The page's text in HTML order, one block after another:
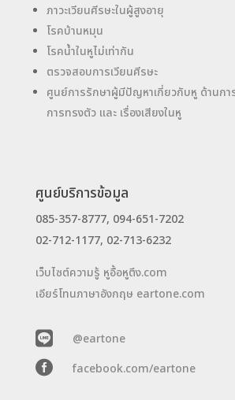
ภาวะเวียนศีรษะในผู้สูงอายุ
โรคบ้านหมุน
โรคน้ำในหูไม่เท่ากัน
ตรวจสอบการเวียนศีรษะ
ศูนย์การรักษาผู้มีปัญหาเกี่ยวกับหู ด้านกา
การทรงตัว และ เรื่องเสียงในหู
ศูนย์บริการข้อมูล
085-357-8777, 094-651-7202
02-712-1177, 02-713-6232
เว็บไซต์ความรู้ หูอื้อหูตึง.com
เอียร์โทนภาษาอังกฤษ eartone.com
 @eartone
 facebook.com/eartone